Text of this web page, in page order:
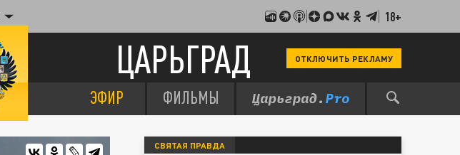
18+
ЦАРЬГРАД ОТКЛЮЧИТЬ РЕКЛАМУ
ЭФИР ФИЛЬМЫ
СВЯТАЯ ПРАВДА